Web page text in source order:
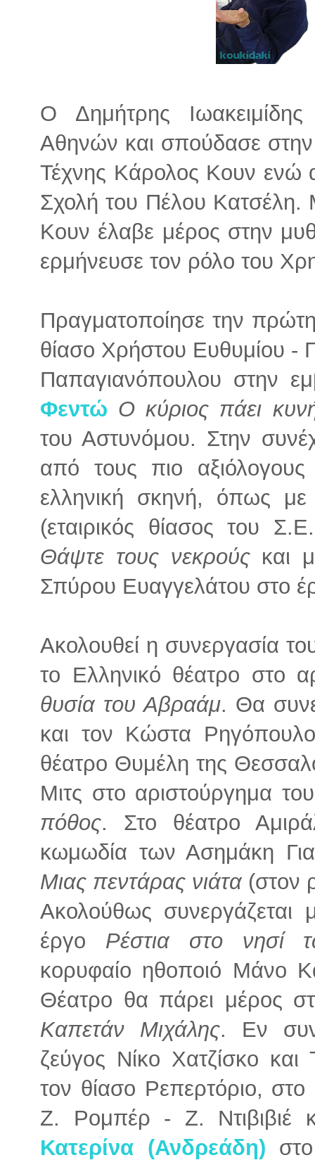
Ο Δημήτρης
Αθηνών και σπούδασε
Τέχνης Κάρολος Κουν ενώ
Σχολή του Πέλου Κατσέλη.
Κουν έλαβε μέρος στην
ερμήνευσε τον ρόλο του
Πραγματοποίησε την
θίασο Χρήστου Ευθυμίου -
Παπαγιανόπουλου στην
Φεντώ Ο κύριος πάει
του Αστυνόμου. Στην
από τους πιο
ελληνική σκηνή, όπως με
(εταιρικός θίασος του
Θάψτε τους νεκρούς και
Σπύρου Ευαγγελάτου στο
Ακολουθεί η συνεργασία
το Ελληνικό θέατρο στο
θυσία του Αβραάμ. Θα
και τον Κώστα
θέατρο Θυμέλη της
Μιτς στο αριστούργημα
πόθος. Στο θέατρο
κωμωδία των Ασημάκη
Μιας πεντάρας νιάτα (στον
Ακολούθως συνεργάζεται
έργο Ρέστια στο νησί
κορυφαίο ηθοποιό Μάνο
Θέατρο θα πάρει μέρος
Καπετάν Μιχάλης. Εν
ζεύγος Νίκο Χατζίσκο
τον θίασο Ρεπερτόριο,
Ζ. Ρομπέρ - Ζ. Ντιβιβιέ
Κατερίνα (Ανδρεάδη)